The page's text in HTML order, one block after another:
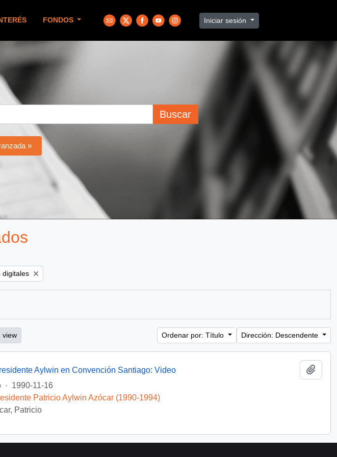
FONDOS Iniciar sesión
Buscar
»
digitales
view Ordenar por: Título Dirección: Descendente
Aylwin en Convención Santiago: Video
· 1990-11-16
Patricio Aylwin Azócar (1990-1994)
Patricio